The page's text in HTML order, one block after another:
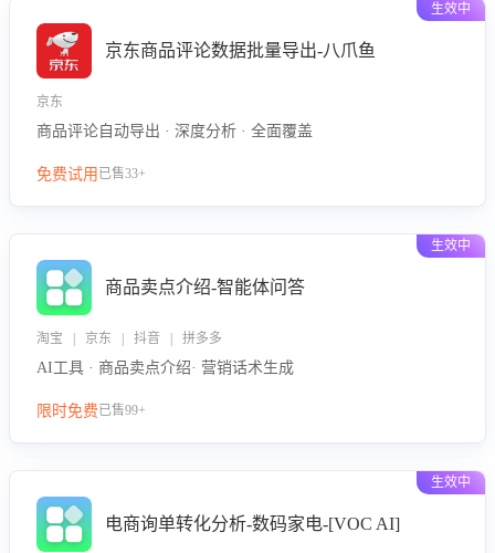
生效中
京东商品评论数据批量导出-八爪鱼
京东
商品评论自动导出 · 深度分析 · 全面覆盖
免费试用 已售33+
生效中
商品卖点介绍-智能体问答
淘宝 | 京东 | 抖音 | 拼多多
AI工具 · 商品卖点介绍· 营销话术生成
限时免费已售99+
生效中
电商询单转化分析-数码家电-[VOC AI]